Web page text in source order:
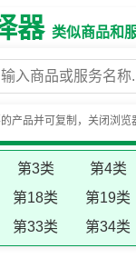
器类似商品和
产品并可复制，关闭浏览
第3类 第4类
第18类 第19类
第33类 第34类